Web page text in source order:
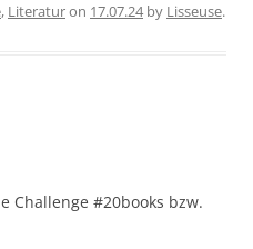
, Literaturon 17.07.24by Lisseuse.
Challenge #20books bzw.